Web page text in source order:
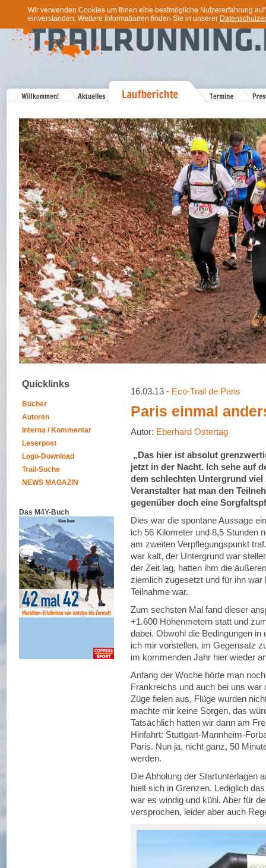
Wir verwenden Cookies um Ihnen eine bestmögliche Nutzererfahrung
einverstanden. Weitere Informationen finden Sie in unserer
Quicklinks
Bücher
Autoren
Interna / Kommentar
Leserpost
Logo-Download
Trail-Suche
NEWS MAGAZIN
Das M4Y-Buch
16.03.13 - Eco-Trail de Paris
Paris einmal
Autor: Eberhard Ostertag
„Das hier ist absolut
jetzt in der Nacht. Ich sehe auf
dem schlechten Untergrund viel
Veranstalter hat man den
gegenüber doch eine
Dies war die spontane Aussage
ich 56 Kilometer und 8,5 Stunden
am zweiten Verpflegungspunkt
war kalt, der Untergrund war
der Zeit lag, hatten ihm die
ziemlich zugesetzt und für ihn
Teilnahme war.
Zum sechsten Mal fand dieser
+1.600 Höhenmetern statt und
dabei. Obwohl die Bedingungen
ich mir vorstellen, im Gegensatz
im kommenden Jahr hier wieder
Anfang der Woche hörte man
Frankreichs und auch bei uns
Züge fielen aus, Flüge wurden
machte mir keine Sorgen, das
Tatsächlich hatten wir dann am
Hinfahrt: Stuttgart-Mannheim-
Paris. Nun ja, nicht ganz, 50
werden.
Die Abholung der Startunterlagen
hielt sich in Grenzen. Lediglich
war es windig und kühl. Aber für
versprochen, leider aber auch